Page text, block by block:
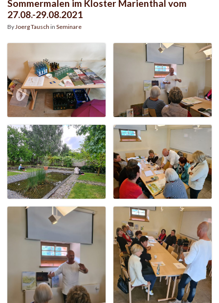
Sommermalen im Kloster Marienthal vom
27.08.-29.08.2021
By Joerg Tausch in Seminare